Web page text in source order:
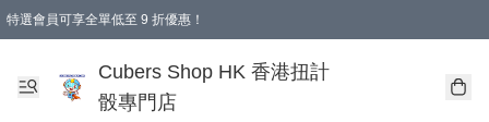
特選會員可享全單低至 9 折優惠！
購物滿 HKD 250.00 即減 HKD 28.00 運費！（適用於 本地送貨、本地取貨 )
Cubers Shop HK 香港扭計
骰專門店